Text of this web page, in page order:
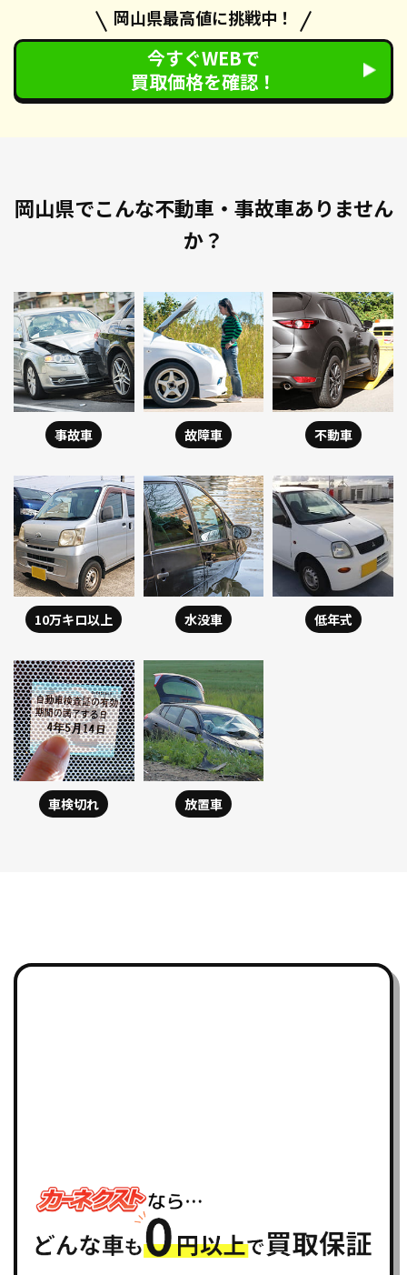
岡山県最高値に挑戦中！
今すぐWEBで
買取価格を確認！
岡山県でこんな不動車・事故車ありません
か？
事故車 故障車 不動車
10万キロ以上 水没車 低年式
車検切れ 放置車